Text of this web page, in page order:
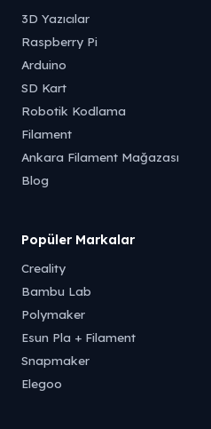
3D Yazıcılar
Raspberry Pi
Arduino
SD Kart
Robotik Kodlama
Filament
Ankara Filament Mağazası
Blog
Popüler Markalar
Creality
Bambu Lab
Polymaker
Esun Pla + Filament
Snapmaker
Elegoo